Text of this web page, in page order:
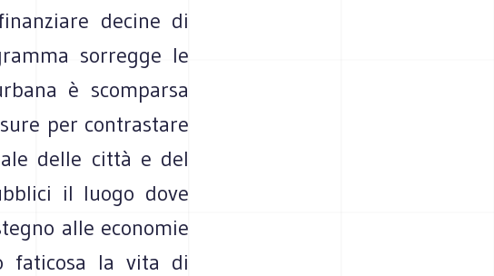
decine di
sorregge le
è scomparsa
per contrastare
delle città e del
il luogo dove
alle economie
faticosa la vita di